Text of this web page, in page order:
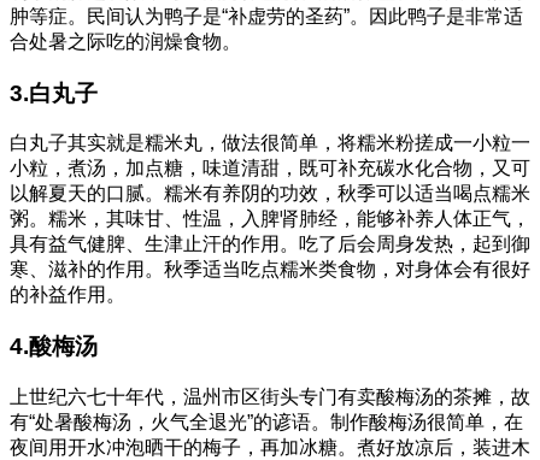
肿等症。民间认为鸭子是“补虚劳的圣药”。因此鸭子是非常适
合处暑之际吃的润燥食物。
3.白丸子
白丸子其实就是糯米丸，做法很简单，将糯米粉搓成一小粒一
小粒，煮汤，加点糖，味道清甜，既可补充碳水化合物，又可
以解夏天的口腻。糯米有养阴的功效，秋季可以适当喝点糯米
粥。糯米，其味甘、性温，入脾肾肺经，能够补养人体正气，
具有益气健脾、生津止汗的作用。吃了后会周身发热，起到御
寒、滋补的作用。秋季适当吃点糯米类食物，对身体会有很好
的补益作用。
4.酸梅汤
上世纪六七十年代，温州市区街头专门有卖酸梅汤的茶摊，故
有“处暑酸梅汤，火气全退光”的谚语。制作酸梅汤很简单，在
夜间用开水冲泡晒干的梅子，再加冰糖。煮好放凉后，装进木